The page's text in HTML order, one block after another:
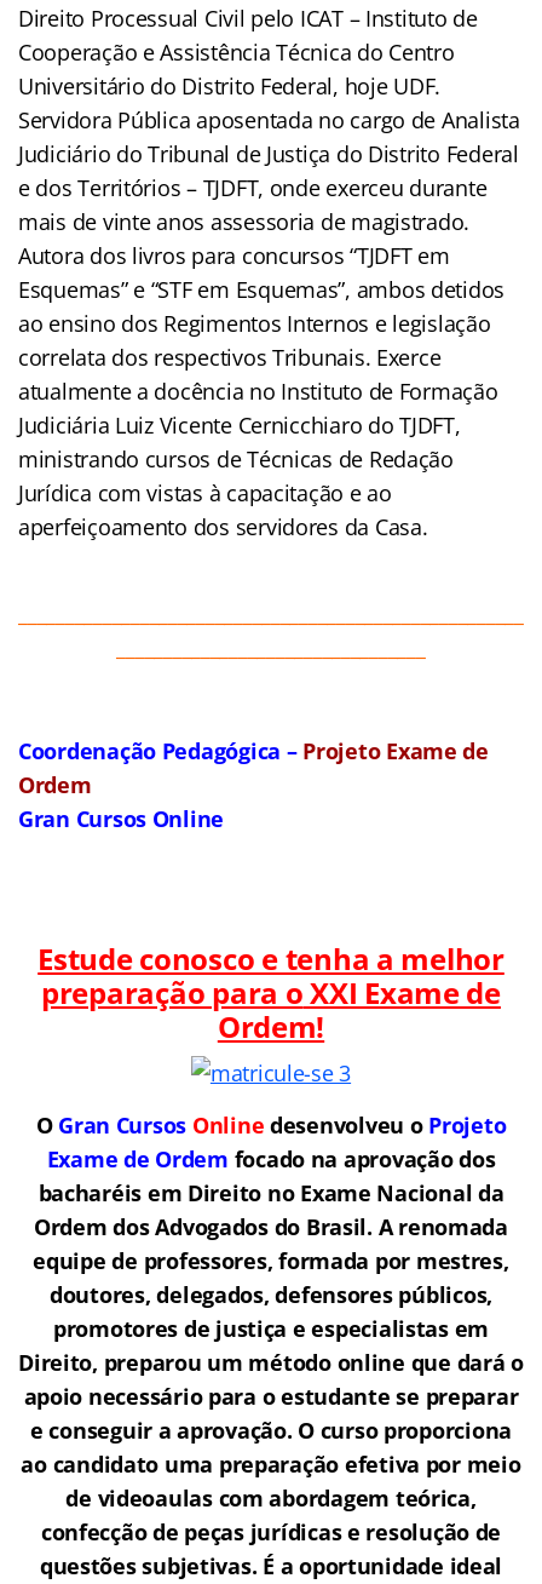
Direito Processual Civil pelo ICAT – Instituto de
Cooperação e Assistência Técnica do Centro
Universitário do Distrito Federal, hoje UDF.
Servidora Pública aposentada no cargo de Analista
Judiciário do Tribunal de Justiça do Distrito Federal
e dos Territórios – TJDFT, onde exerceu durante
mais de vinte anos assessoria de magistrado.
Autora dos livros para concursos “TJDFT em
Esquemas” e “STF em Esquemas”, ambos detidos
ao ensino dos Regimentos Internos e legislação
correlata dos respectivos Tribunais. Exerce
atualmente a docência no Instituto de Formação
Judiciária Luiz Vicente Cernicchiaro do TJDFT,
ministrando cursos de Técnicas de Redação
Jurídica com vistas à capacitação e ao
aperfeiçoamento dos servidores da Casa.
Coordenação Pedagógica – Projeto Exame de
Ordem
Gran Cursos Online
Estude conosco e tenha a melhor
preparação para oXXI Exame de
Ordem!
O Gran Cursos Online desenvolveu o Projeto
Exame de Ordem focado na aprovação dos
bacharéis em Direito no Exame Nacional da
Ordem dos Advogados do Brasil. A renomada
equipe de professores, formada por mestres,
doutores, delegados, defensores públicos,
promotores de justiça e especialistas em
Direito, preparou um método online que dará o
apoio necessário para o estudante se preparar
e conseguir a aprovação. O curso proporciona
ao candidato uma preparação efetiva por meio
de videoaulas com abordagem teórica,
confecção de peças jurídicas e resolução de
questões subjetivas. É a oportunidade ideal